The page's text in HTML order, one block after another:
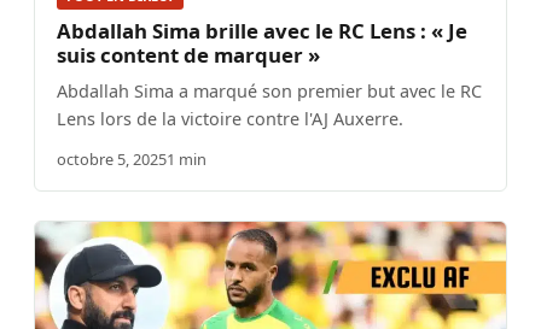
Abdallah Sima brille avec le RC Lens : « Je
suis content de marquer »
Abdallah Sima a marqué son premier but avec le RC
Lens lors de la victoire contre l'AJ Auxerre.
octobre 5, 20251 min